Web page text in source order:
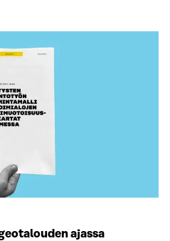
ajassa